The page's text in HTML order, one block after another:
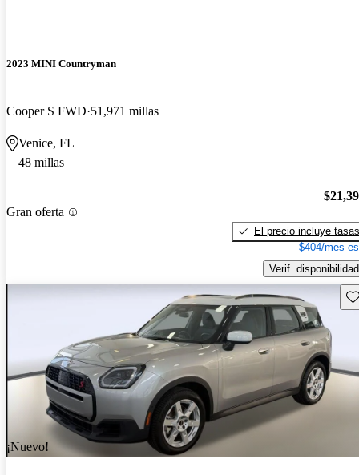
2023 MINI Countryman
Cooper S FWD 51,971 millas
Venice, FL
48 millas
Gran oferta
El precio incluye tasas
$404/mes
Verif. disponibilidad
¡Nuevo!